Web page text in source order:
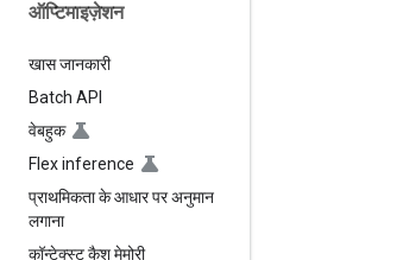
ऑप्टिमाइज़ेशन
खास जानकारी
Batch API
वेबहुक
Flex inference
प्राथमिकता के आधार पर अनुमान
लगाना
कॉन्टेक्स्ट कैश मेमोरी